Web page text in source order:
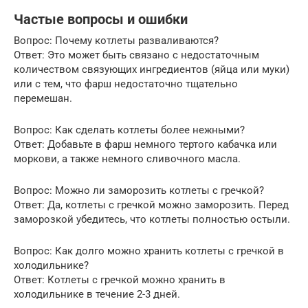
Частые вопросы и ошибки
Вопрос: Почему котлеты разваливаются?
Ответ: Это может быть связано с недостаточным
количеством связующих ингредиентов (яйца или муки)
или с тем, что фарш недостаточно тщательно
перемешан.
Вопрос: Как сделать котлеты более нежными?
Ответ: Добавьте в фарш немного тертого кабачка или
моркови, а также немного сливочного масла.
Вопрос: Можно ли заморозить котлеты с гречкой?
Ответ: Да, котлеты с гречкой можно заморозить. Перед
заморозкой убедитесь, что котлеты полностью остыли.
Вопрос: Как долго можно хранить котлеты с гречкой в
холодильнике?
Ответ: Котлеты с гречкой можно хранить в
холодильнике в течение 2-3 дней.